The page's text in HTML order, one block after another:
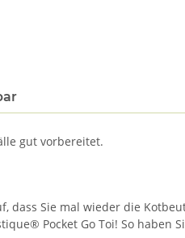
gut vorbereitet.
Sie mal wieder die
Pocket Go Toi! So haben